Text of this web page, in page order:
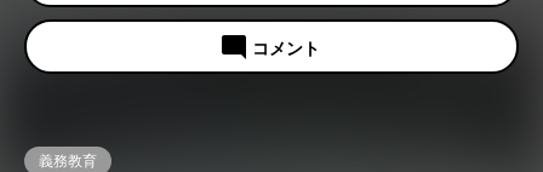
mode_comment コメント
義務教育